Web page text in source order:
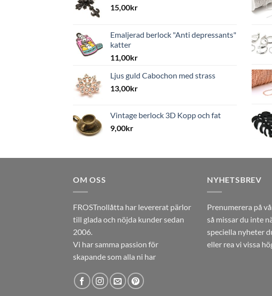
15,00kr
Emaljerad berlock "Anti depressants"
katter
11,00kr
Ljus guld Cabochon med strass
13,00kr
Vintage berlock 3D Kopp och fat
9,00kr
OM OSS
FROSTnollåtta har levererat pärlor
till glada och nöjda kunder sedan
2006.
Vi har samma passion för
skapande som alla ni har
NYHETSBREV
Prenumerera på
så missar du inte
speciella nyheter
eller rea vi vissa